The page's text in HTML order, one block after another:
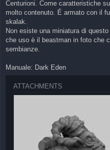
Centurioni. Come caratteristiche
molto contenuto. É armato con il
skalak.
Non esiste una miniatura di
che uso è il beastman in foto che
sembianze.
Manuale: Dark Eden
ATTACHMENTS